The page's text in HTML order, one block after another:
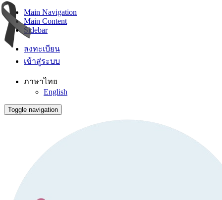
Main Navigation
Main Content
Sidebar
ลงทะเบียน
เข้าสู่ระบบ
ภาษาไทย
English
Toggle navigation